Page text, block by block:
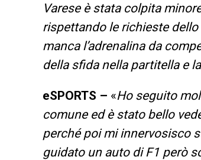
Varese è stata colpita
rispettando le richieste dello
manca l’adrenalina da
della sfida nella partitella e
eSPORTS – «Ho seguito
comune ed è stato bello
perché poi mi innervosisco
guidato un auto di F1 però